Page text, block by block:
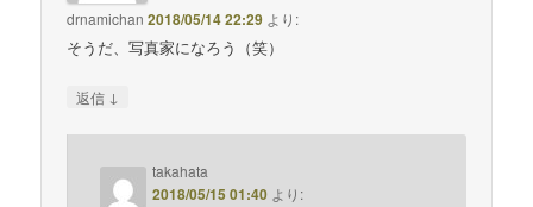
drnamichan 2018/05/14 22:29 より:
そうだ、写真家になろう（笑）
返信 ↓
takahata
2018/05/15 01:40 より: